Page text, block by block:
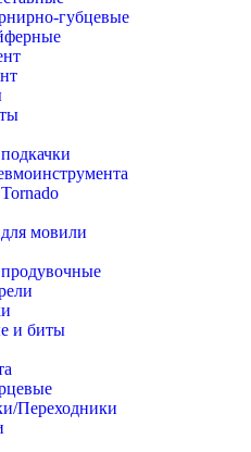
губцевые
мовили
и биты
Переходники